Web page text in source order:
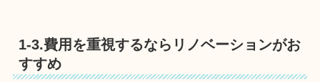
1-3.費用を重視するならリノベーションがお
すすめ